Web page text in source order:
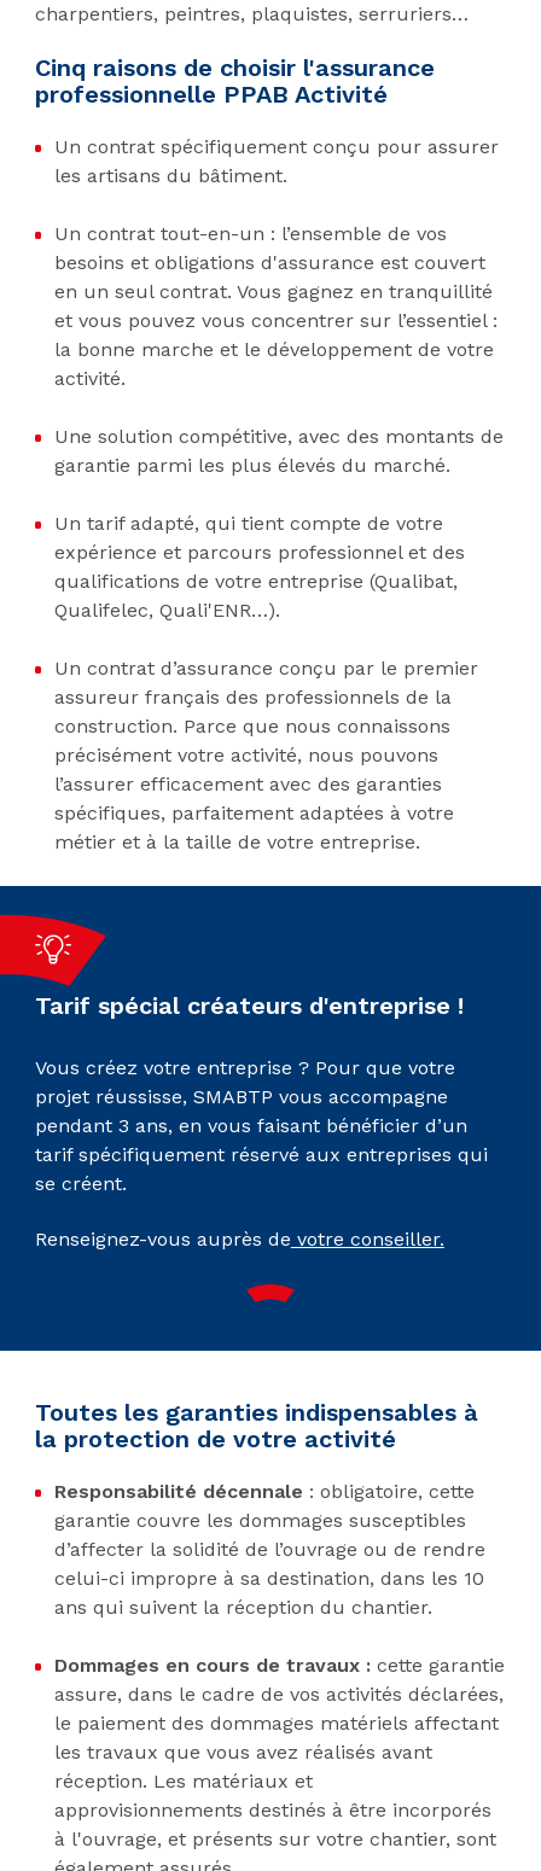
charpentiers, peintres, plaquistes, serruriers…
Cinq raisons de choisir l'assurance
professionnelle PPAB Activité
Un contrat spécifiquement conçu pour assurer
les artisans du bâtiment.
Un contrat tout-en-un : l’ensemble de vos
besoins et obligations d'assurance est couvert
en un seul contrat. Vous gagnez en tranquillité
et vous pouvez vous concentrer sur l’essentiel :
la bonne marche et le développement de votre
activité.
Une solution compétitive, avec des montants de
garantie parmi les plus élevés du marché.
Un tarif adapté, qui tient compte de votre
expérience et parcours professionnel et des
qualifications de votre entreprise (Qualibat,
Qualifelec, Quali'ENR…).
Un contrat d’assurance conçu par le premier
assureur français des professionnels de la
construction. Parce que nous connaissons
précisément votre activité, nous pouvons
l’assurer efficacement avec des garanties
spécifiques, parfaitement adaptées à votre
métier et à la taille de votre entreprise.
Tarif spécial créateurs d'entreprise !
Vous créez votre entreprise ? Pour que votre
projet réussisse, SMABTP vous accompagne
pendant 3 ans, en vous faisant bénéficier d’un
tarif spécifiquement réservé aux entreprises qui
se créent.
Renseignez-vous auprès de votre conseiller.
Toutes les garanties indispensables à
la protection de votre activité
Responsabilité décennale : obligatoire, cette
garantie couvre les dommages susceptibles
d’affecter la solidité de l’ouvrage ou de rendre
celui-ci impropre à sa destination, dans les 10
ans qui suivent la réception du chantier.
Dommages en cours de travaux :cette garantie
assure, dans le cadre de vos activités déclarées,
le paiement des dommages matériels affectant
les travaux que vous avez réalisés avant
réception. Les matériaux et
approvisionnements destinés à être incorporés
à l'ouvrage, et présents sur votre chantier, sont